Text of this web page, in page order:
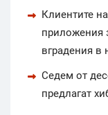
Клиентите
приложения
вградения в
Седем от
предлагат